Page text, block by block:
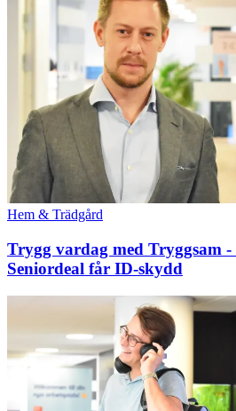
Hem & Trädgård
Trygg vardag med Tryggsam -
Seniordeal får ID-skydd